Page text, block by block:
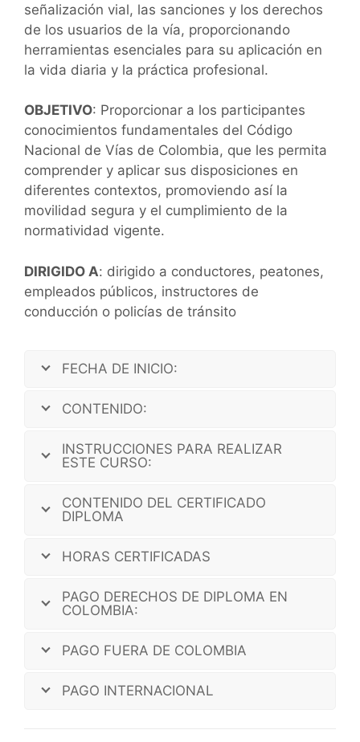
señalización vial, las sanciones y los derechos
de los usuarios de la vía, proporcionando
herramientas esenciales para su aplicación en
la vida diaria y la práctica profesional.
OBJETIVO: Proporcionar a los participantes
conocimientos fundamentales del Código
Nacional de Vías de Colombia, que les permita
comprender y aplicar sus disposiciones en
diferentes contextos, promoviendo así la
movilidad segura y el cumplimiento de la
normatividad vigente.
DIRIGIDO A: dirigido a conductores, peatones,
empleados públicos, instructores de
conducción o policías de tránsito
FECHA DE INICIO:
CONTENIDO:
INSTRUCCIONES PARA REALIZAR
ESTE CURSO:
CONTENIDO DEL CERTIFICADO
DIPLOMA
HORAS CERTIFICADAS
PAGO DERECHOS DE DIPLOMA EN
COLOMBIA:
PAGO FUERA DE COLOMBIA
PAGO INTERNACIONAL